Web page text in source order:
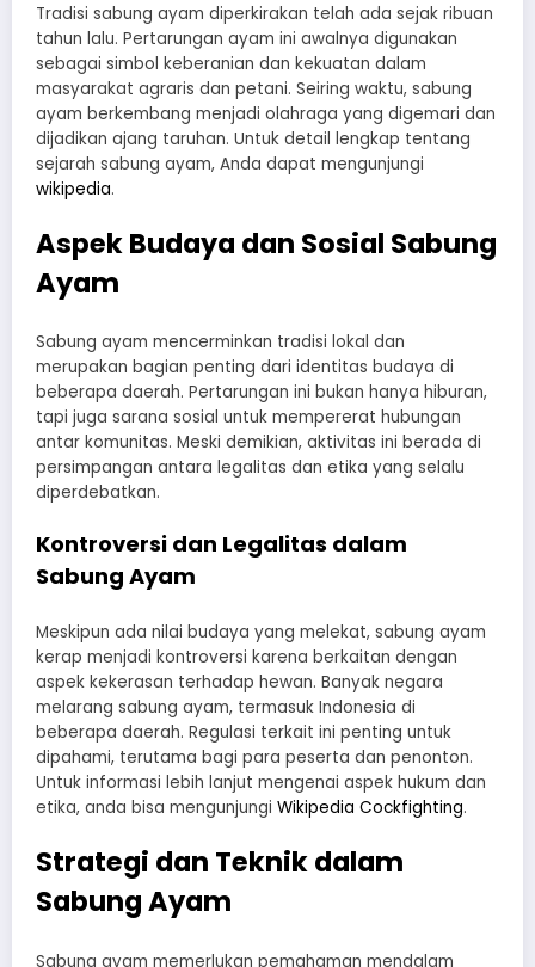
Tradisi sabung ayam diperkirakan telah ada sejak ribuan
tahun lalu. Pertarungan ayam ini awalnya digunakan
sebagai simbol keberanian dan kekuatan dalam
masyarakat agraris dan petani. Seiring waktu, sabung
ayam berkembang menjadi olahraga yang digemari dan
dijadikan ajang taruhan. Untuk detail lengkap tentang
sejarah sabung ayam, Anda dapat mengunjungi
wikipedia.
Aspek Budaya dan Sosial Sabung
Ayam
Sabung ayam mencerminkan tradisi lokal dan
merupakan bagian penting dari identitas budaya di
beberapa daerah. Pertarungan ini bukan hanya hiburan,
tapi juga sarana sosial untuk mempererat hubungan
antar komunitas. Meski demikian, aktivitas ini berada di
persimpangan antara legalitas dan etika yang selalu
diperdebatkan.
Kontroversi dan Legalitas dalam
Sabung Ayam
Meskipun ada nilai budaya yang melekat, sabung ayam
kerap menjadi kontroversi karena berkaitan dengan
aspek kekerasan terhadap hewan. Banyak negara
melarang sabung ayam, termasuk Indonesia di
beberapa daerah. Regulasi terkait ini penting untuk
dipahami, terutama bagi para peserta dan penonton.
Untuk informasi lebih lanjut mengenai aspek hukum dan
etika, anda bisa mengunjungi Wikipedia Cockfighting.
Strategi dan Teknik dalam
Sabung Ayam
Sabung ayam memerlukan pemahaman mendalam